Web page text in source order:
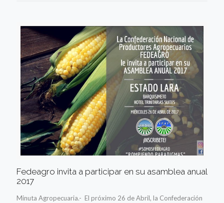
Fedeagro invita a participar en su asamblea anual
2017
Minuta Agropecuaria.- El próximo 26 de Abril, la Confederación